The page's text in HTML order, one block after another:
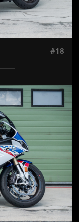
#18